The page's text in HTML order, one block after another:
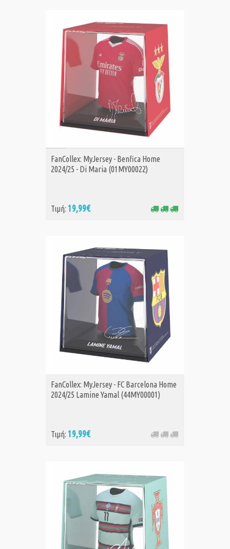
ΑΓΟΡΑ
FanCollex: MyJersey - Benfica Home
2024/25 - Di Maria (01MY00022)
Τιμή: 19,99€
FanCollex: MyJersey - FC Barcelona Home
2024/25 Lamine Yamal (44MY00001)
Τιμή: 19,99€